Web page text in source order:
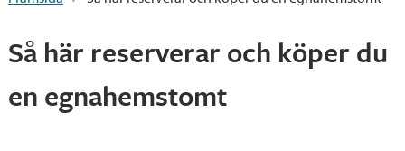
Så här reserverar och köper du
en egnahemstomt